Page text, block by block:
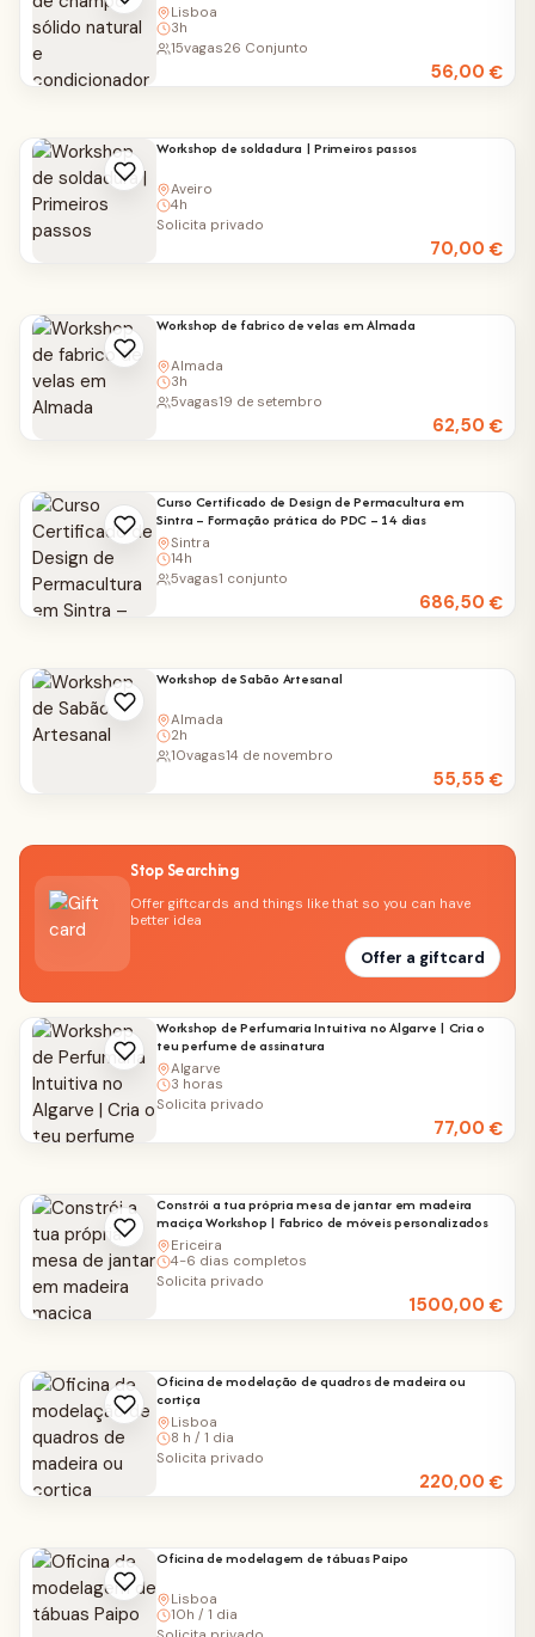
Lisboa
3h
56,00€
15vagas26 Conjunto
Workshop de soldadura | Primeiros passos
Aveiro
4h
70,00€
Solicita privado
Workshop de fabrico de velas em Almada
Almada
3h
62,50€
5vagas19 de setembro
Curso Certificado de Design de Permacultura em
Sintra – Formação prática do PDC – 14 dias
Sintra
14h
686,50€
5vagas1 conjunto
Workshop de Sabão Artesanal
Almada
2h
55,55€
10vagas14 de novembro
Stop Searching
Offer giftcards and things like that so you can have
better idea
Offer a giftcard
Workshop de Perfumaria Intuitiva no Algarve | Cria o
teu perfume de assinatura
Algarve
3 horas
77,00€
Solicita privado
Constrói a tua própria mesa de jantar em madeira
maciça Workshop | Fabrico de móveis personalizados
Ericeira
4-6 dias completos
1500,00€
Solicita privado
Oficina de modelação de quadros de madeira ou
cortiça
Lisboa
8 h / 1 dia
220,00€
Solicita privado
Oficina de modelagem de tábuas Paipo
Lisboa
10h / 1 dia